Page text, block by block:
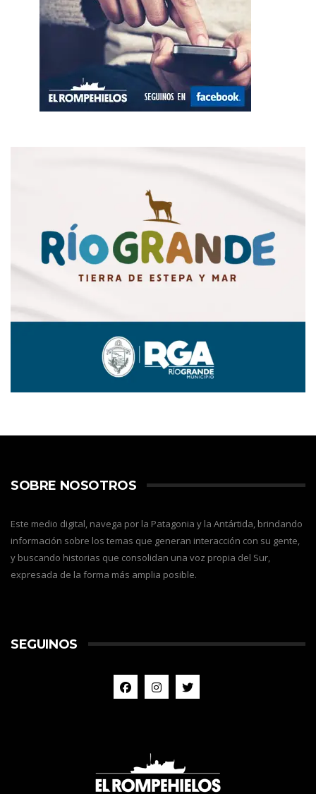
SOBRE NOSOTROS
Este medio digital, navega por la Patagonia y la Antártida, brindando
información sobre los temas que generan interacción con su gente,
y buscando historias que consolidan una voz propia del Sur,
expresada de la forma más amplia posible.
SEGUINOS